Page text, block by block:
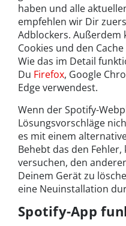
haben und alle
empfehlen wir Dir
Adblockers. Außerdem
Cookies und den
Wie das im Detail
Du Firefox, Google
Edge verwendest.
Wenn der Spotify-
Lösungsvorschläge
es mit einem
Behebt das den
versuchen, den
Deinem Gerät zu
eine Neuinstallation
Spotify-App